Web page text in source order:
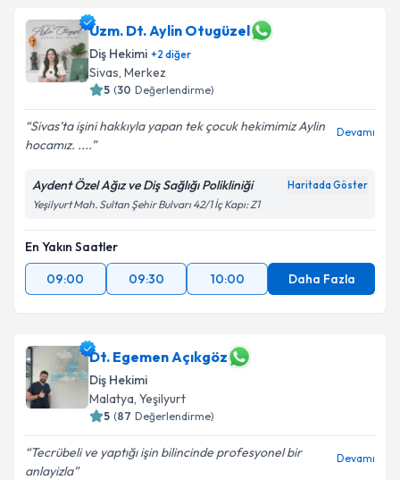
Uzm. Dt. Aylin Otugüzel
Diş Hekimi +2 diğer
Sivas, Merkez
5 (30 Değerlendirme)
Sivas’ta işini hakkıyla yapan tek çocuk hekimimiz Aylin
hocamız. ....
Devamı
Aydent Özel Ağız ve Diş Sağlığı Polikliniği Haritada Göster
Yeşilyurt Mah. Sultan Şehir Bulvarı 42/1 İç Kapı: Z1
En Yakın Saatler
09:00
09:30 10:00 Daha Fazla
Dt. Egemen Açıkgöz
Diş Hekimi
Malatya, Yeşilyurt
5 (87 Değerlendirme)
Tecrübeli ve yaptığı işin bilincinde profesyonel bir
anlayizla
Devamı